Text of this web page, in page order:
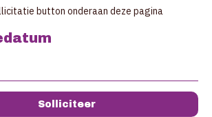
button onderaan deze pagina